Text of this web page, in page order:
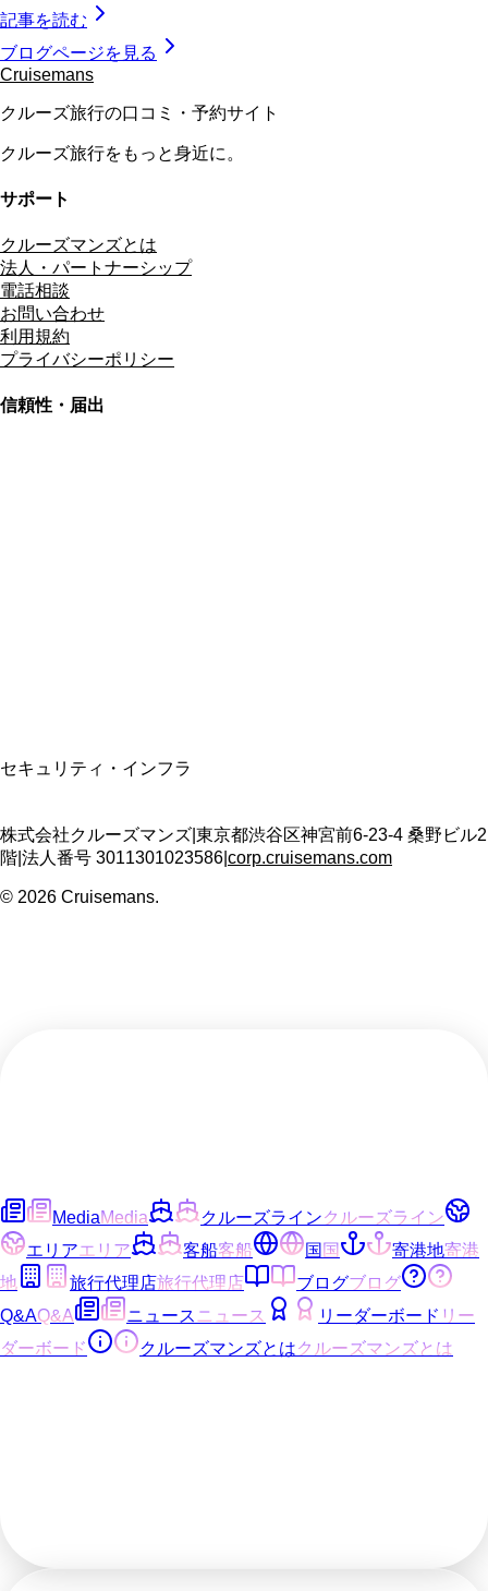
記事を読む
ブログページを見る
Cruisemans
クルーズ旅行の口コミ・予約サイト
クルーズ旅行をもっと身近に。
サポート
クルーズマンズとは
法人・パートナーシップ
電話相談
お問い合わせ
利用規約
プライバシーポリシー
信頼性・届出
セキュリティ・インフラ
株式会社クルーズマンズ 東京都渋谷区神宮前6-23-4 桑野ビル2
階 法人番号 3011301023586 corp.cruisemans.com
© 2026 Cruisemans.
MediaMedia クルーズラインクルーズライン
エリアエリア 客船客船 国国 寄港地寄港
地
旅行代理店旅行代理店 ブログブログ
Q&AQ&A ニュース ニュース リーダーボード リー
ダーボード
クルーズマンズとはクルーズマンズとは